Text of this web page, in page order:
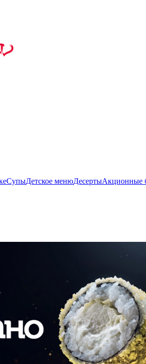
СупыДетское менюДесертыАкционные